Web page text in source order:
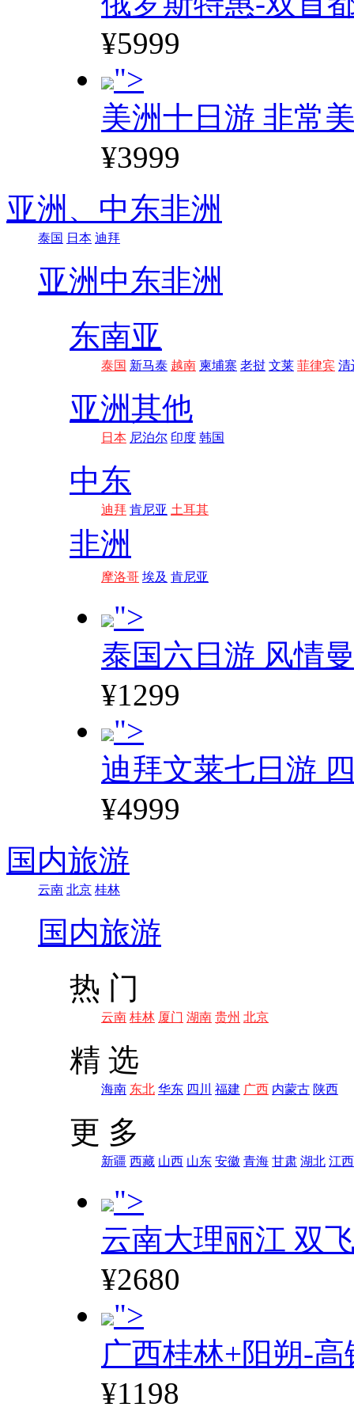
¥5999
">
美洲十日游 非常
¥3999
亚洲、 中东非洲
泰国 日本 迪拜
亚洲 中东非洲
东南亚
泰国 新马泰 越南 柬埔寨 老挝 文莱 菲律宾 清
亚洲其他
日本 尼泊尔 印度 韩国
中东
迪拜 肯尼亚 土耳其
非洲
摩洛哥 埃及 肯尼亚
">
泰国六日游 风情
¥1299
">
迪拜文莱七日游
¥4999
国内旅游
云南 北京 桂林
国内旅游
热 门
云南 桂林 厦门 湖南 贵州 北京
精 选
海南 东北 华东 四川 福建 广西 内蒙古 陕西
更 多
新疆 西藏 山西 山东 安徽 青海 甘肃 湖北 江西
">
云南大理丽江 双
¥2680
">
广西桂林+阳朔-高
¥1198